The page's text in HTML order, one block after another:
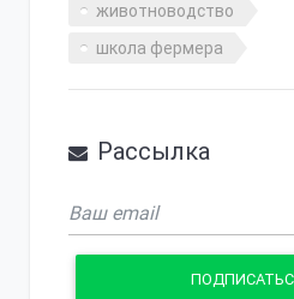
животноводство
школа фермера
Рассылка